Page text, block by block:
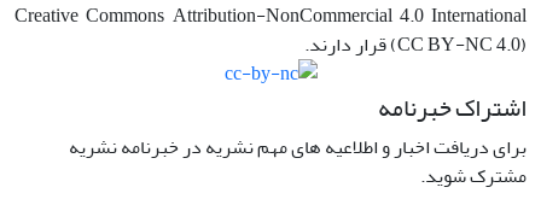
Creative Commons Attribution-NonCommercial 4.0 International
(CC BY-NC 4.0) قرار دارند.
اشتراک خبرنامه
برای دریافت اخبار و اطلاعیه های مهم نشریه در خبرنامه نشریه
مشترک شوید.